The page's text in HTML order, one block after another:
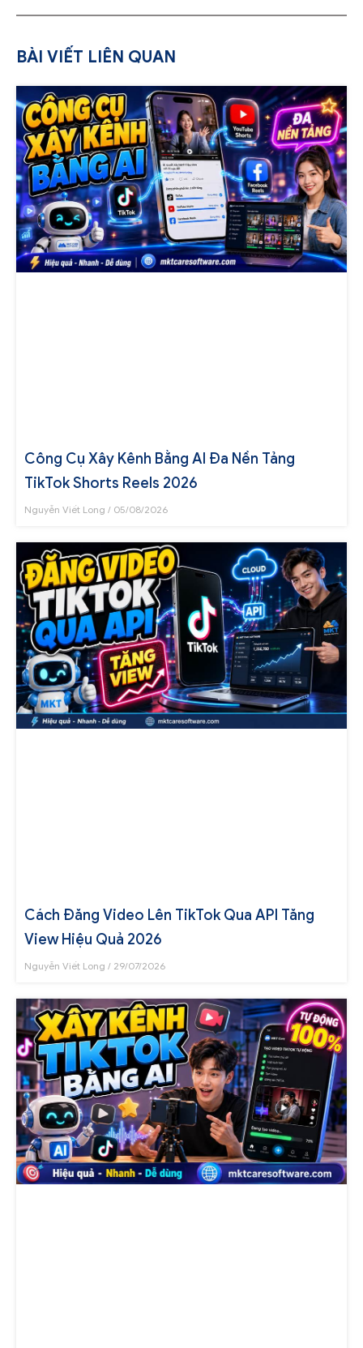
BÀI VIẾT LIÊN QUAN
Công Cụ Xây Kênh Bằng AI Đa Nền Tảng
TikTok Shorts Reels 2026
Nguyễn Viết Long 05/08/2026
Cách Đăng Video Lên TikTok Qua API Tăng
View Hiệu Quả 2026
Nguyễn Viết Long 29/07/2026